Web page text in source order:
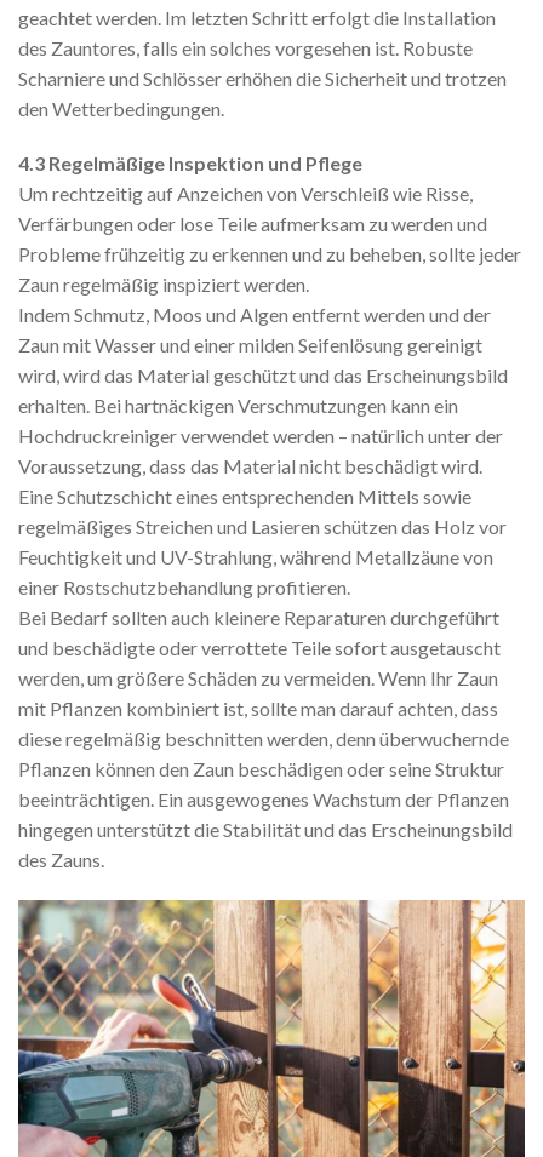
geachtet werden. Im letzten Schritt erfolgt die Installation
des Zauntores, falls ein solches vorgesehen ist. Robuste
Scharniere und Schlösser erhöhen die Sicherheit und trotzen
den Wetterbedingungen.
4.3 Regelmäßige Inspektion und Pflege
Um rechtzeitig auf Anzeichen von Verschleiß wie Risse,
Verfärbungen oder lose Teile aufmerksam zu werden und
Probleme frühzeitig zu erkennen und zu beheben, sollte jeder
Zaun regelmäßig inspiziert werden.
Indem Schmutz, Moos und Algen entfernt werden und der
Zaun mit Wasser und einer milden Seifenlösung gereinigt
wird, wird das Material geschützt und das Erscheinungsbild
erhalten. Bei hartnäckigen Verschmutzungen kann ein
Hochdruckreiniger verwendet werden – natürlich unter der
Voraussetzung, dass das Material nicht beschädigt wird.
Eine Schutzschicht eines entsprechenden Mittels sowie
regelmäßiges Streichen und Lasieren schützen das Holz vor
Feuchtigkeit und UV-Strahlung, während Metallzäune von
einer Rostschutzbehandlung profitieren.
Bei Bedarf sollten auch kleinere Reparaturen durchgeführt
und beschädigte oder verrottete Teile sofort ausgetauscht
werden, um größere Schäden zu vermeiden. Wenn Ihr Zaun
mit Pflanzen kombiniert ist, sollte man darauf achten, dass
diese regelmäßig beschnitten werden, denn überwuchernde
Pflanzen können den Zaun beschädigen oder seine Struktur
beeinträchtigen. Ein ausgewogenes Wachstum der Pflanzen
hingegen unterstützt die Stabilität und das Erscheinungsbild
des Zauns.